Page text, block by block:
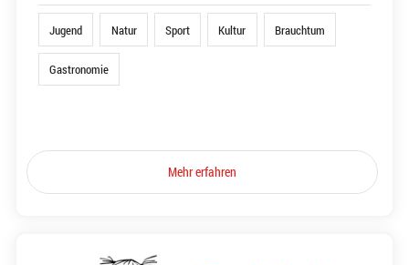
Jugend Natur Sport Kultur Brauchtum
Gastronomie
Mehr erfahren